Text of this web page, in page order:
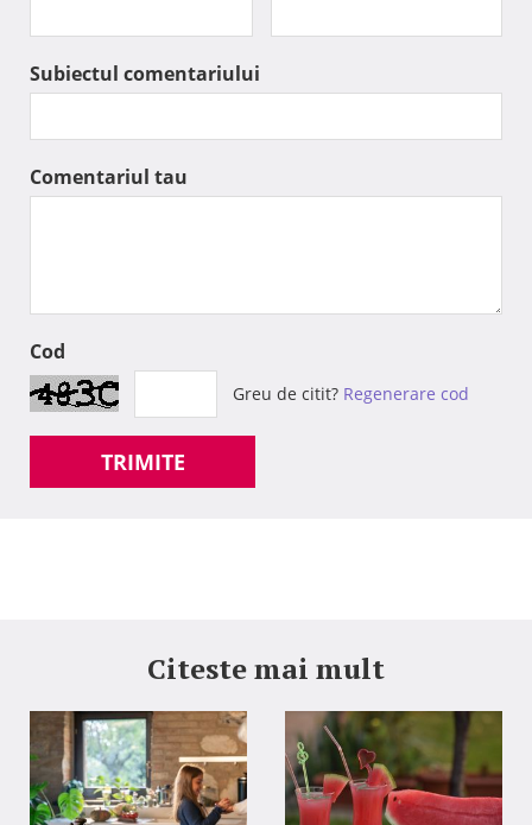
Subiectul comentariului
Comentariul tau
Cod
Greu de citit? Regenerare cod
TRIMITE
Citeste mai mult